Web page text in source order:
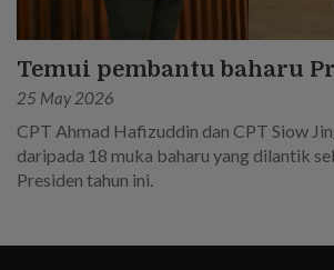
Temui pembantu baharu
25 May 2026
CPT Ahmad Hafizuddin dan CPT Siow
daripada 18 muka baharu yang dilantik
Presiden tahun ini.